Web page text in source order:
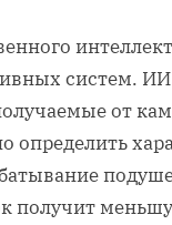
систем.
от
определить
получит